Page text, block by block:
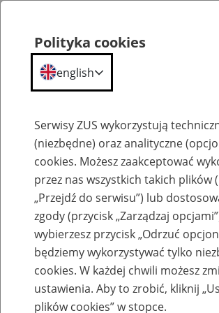
Komunikaty
Polityka cookies
english
Serwisy ZUS wykorzystują
(niezbędne) oraz analityczne
cookies. Możesz zaakceptować
przez nas wszystkich takich plików
„Przejdź do serwisu”) lub
zgody (przycisk „Zarządzaj
wybierzesz przycisk „Odrzuć
będziemy wykorzystywać tylko
cookies. W każdej chwili możesz
ustawienia. Aby to zrobić, kliknij
plików cookies” w stopce.